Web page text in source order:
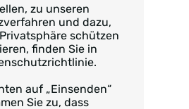
zu unseren
und dazu,
schützen
finden Sie in
auf „Einsenden“
Sie zu, dass